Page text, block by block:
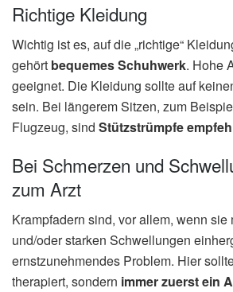
Richtige Kleidung
Wichtig ist es, auf die „richtige“
gehört bequemes Schuhwerk. Hohe
geeignet. Die Kleidung sollte auf
sein. Bei längerem Sitzen, zum
Flugzeug, sind Stützstrümpfe
Bei Schmerzen und
zum Arzt
Krampfadern sind, vor allem, wenn sie
und/oder starken Schwellungen
ernstzunehmendes Problem. Hier
therapiert, sondern immer zuerst ein